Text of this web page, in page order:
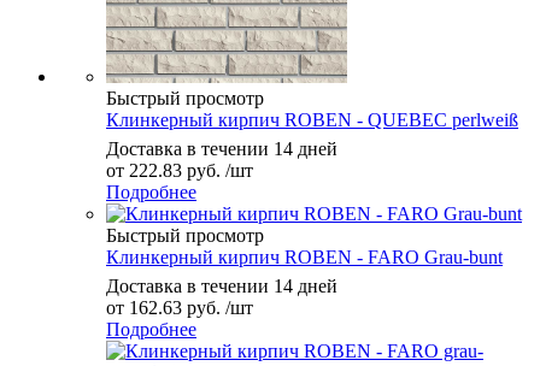
Быстрый просмотр
Клинкерный кирпич ROBEN - QUEBEC perlweiß
Доставка в течении 14 дней
от 222.83 руб. /шт
Подробнее
Быстрый просмотр
Клинкерный кирпич ROBEN - FARO Grau-bunt
Доставка в течении 14 дней
от 162.63 руб. /шт
Подробнее